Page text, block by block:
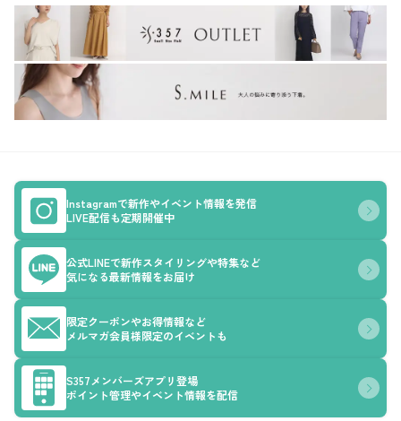
Instagramで新作やイベント情報を発信
LIVE配信も定期開催中
公式LINEで新作スタイリングや特集など
気になる最新情報をお届け
限定クーポンやお得情報など
メルマガ会員様限定のイベントも
S357メンバーズアプリ登場
ポイント管理やイベント情報を配信